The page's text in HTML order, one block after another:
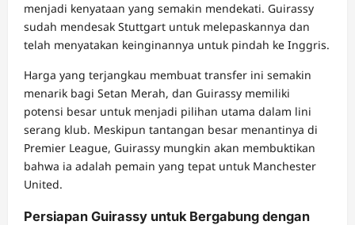
menjadi kenyataan yang semakin mendekati. Guirassy
sudah mendesak Stuttgart untuk melepaskannya dan
telah menyatakan keinginannya untuk pindah ke Inggris.
Harga yang terjangkau membuat transfer ini semakin
menarik bagi Setan Merah, dan Guirassy memiliki
potensi besar untuk menjadi pilihan utama dalam lini
serang klub. Meskipun tantangan besar menantinya di
Premier League, Guirassy mungkin akan membuktikan
bahwa ia adalah pemain yang tepat untuk Manchester
United.
Persiapan Guirassy untuk Bergabung dengan